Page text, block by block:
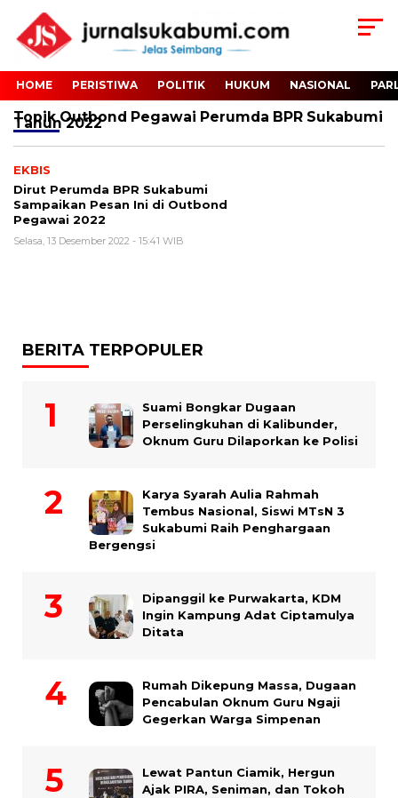
HOME PERISTIWA POLITIK HUKUM NASIONAL
TopikOutbond Pegawai Perumda BPR Sukabumi
Tahun 2022
EKBIS
Dirut Perumda BPR Sukabumi
Sampaikan Pesan Ini di Outbond
Pegawai 2022
Selasa, 13 Desember 2022 - 15:41 WIB
BERITA TERPOPULER
Suami Bongkar Dugaan
Perselingkuhan di Kalibunder,
Oknum Guru Dilaporkan ke Polisi
Karya Syarah Aulia Rahmah
Tembus Nasional, Siswi MTsN 3
Sukabumi Raih Penghargaan
Bergengsi
Dipanggil ke Purwakarta, KDM
Ingin Kampung Adat Ciptamulya
Ditata
Rumah Dikepung Massa, Dugaan
Pencabulan Oknum Guru Ngaji
Gegerkan Warga Simpenan
Lewat Pantun Ciamik, Hergun
Ajak PIRA, Seniman, dan Tokoh